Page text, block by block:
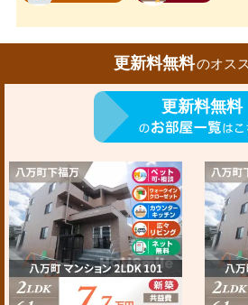
更新料無料のオス
更新料無料